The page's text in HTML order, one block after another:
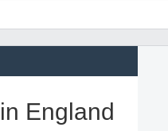
England